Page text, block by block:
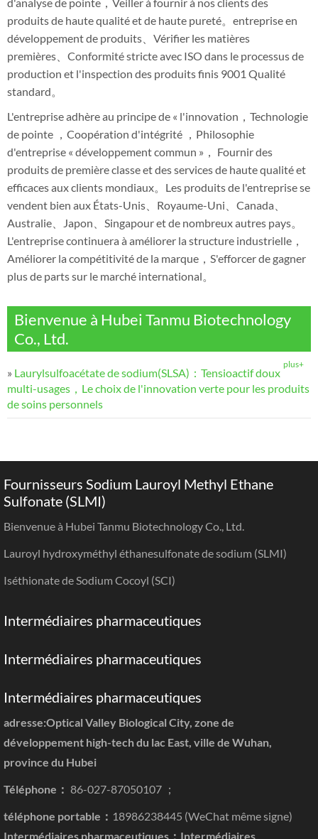
produits de haute qualité et de haute pureté。entreprise en
développement de produits、Vérifier les matières
premières、Conformité stricte avec ISO dans le processus de
production et l'inspection des produits finis 9001 Qualité
standard。
L'entreprise adhère au principe de « l'innovation，Technologie
de pointe ，Coopération d'intégrité ，Philosophie
d'entreprise « développement commun »， Fournir des
produits de première classe et des services de haute qualité et
efficaces aux clients mondiaux。Les produits de l'entreprise se
vendent bien aux États-Unis、Royaume-Uni、Canada、
Australie、Japon、Singapour et de nombreux autres pays。
L'entreprise continuera à améliorer la structure industrielle，
Améliorer la compétitivité de la marque，S'efforcer de gagner
plus de parts sur le marché international。
Bienvenue à Hubei Tanmu Biotechnology
Co., Ltd.
plus+
» Laurylsulfoacétate de sodium(SLSA)：Tensioactif doux
multi-usages，Le choix de l'innovation verte pour les produits
de soins personnels
Fournisseurs Sodium Lauroyl Methyl Ethane
Sulfonate (SLMI)
Bienvenue à Hubei Tanmu Biotechnology Co., Ltd.
Lauroyl hydroxyméthyl éthanesulfonate de sodium (SLMI)
Iséthionate de Sodium Cocoyl (SCI)
Intermédiaires pharmaceutiques
Intermédiaires pharmaceutiques
Intermédiaires pharmaceutiques
adresse:Optical Valley Biological City, zone de
développement high-tech du lac East, ville de Wuhan,
province du Hubei
Téléphone： 86-027-87050107 ；
téléphone portable： 18986238445 (WeChat même signe)
Intermédiaires pharmaceutiques： Intermédiaires